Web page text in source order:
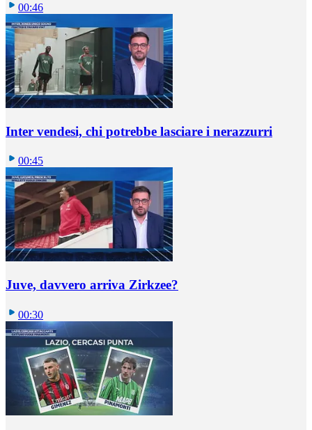
00:46
Inter vendesi, chi potrebbe lasciare i nerazzurri
00:45
Juve, davvero arriva Zirkzee?
00:30